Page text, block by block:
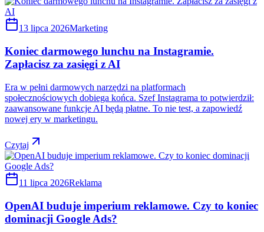
13 lipca 2026Marketing
Koniec darmowego lunchu na Instagramie.
Zapłacisz za zasięgi z AI
Era w pełni darmowych narzędzi na platformach
społecznościowych dobiega końca. Szef Instagrama to potwierdził:
zaawansowane funkcje AI będą płatne. To nie test, a zapowiedź
nowej ery w marketingu.
Czytaj
11 lipca 2026Reklama
OpenAI buduje imperium reklamowe. Czy to koniec
dominacji Google Ads?